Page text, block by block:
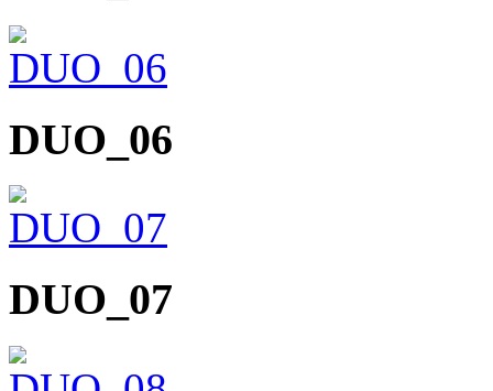
DUO_06
DUO_07